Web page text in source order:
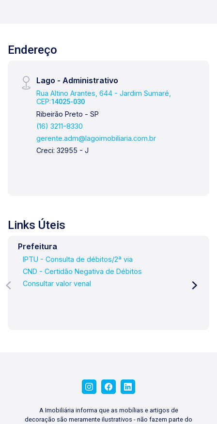
de 20.000 opções, em todos os cantos da
cidade, para todos os padrões e para todos os
comprar, alugar ou negociar seu próprio imóvel,
nós somos a imobiliária certa, porque para a
Lago o que vale é o relacionamento, portanto,
venha tomar um café conosco em uma de
nossas três lojas: Lago Vendas - Av. Presidente
Vargas, 407, Lago Locação - Rua Barão do
Amazonas, 1700 e Lago
Endereço
Lago - Administrativo
Rua Altino Arantes, 644 - Jardim Sumaré,
CEP:14025-030
Ribeirão Preto - SP
(16) 3211-8330
gerente.adm@lagoimobiliaria.com.br
Creci: 32955 - J
Links Úteis
Prefeitura
IPTU - Consulta de débitos/2ª via
CND - Certidão Negativa de Débitos
Consultar valor venal
A Imobiliária informa que as mobílias e artigos de
decoração são meramente ilustrativos - não fazem parte do